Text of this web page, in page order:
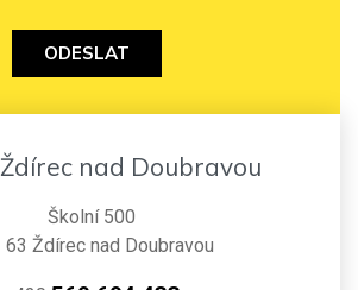
ODESLAT
nad Doubravou
Školní 500
63 Ždírec nad Doubravou